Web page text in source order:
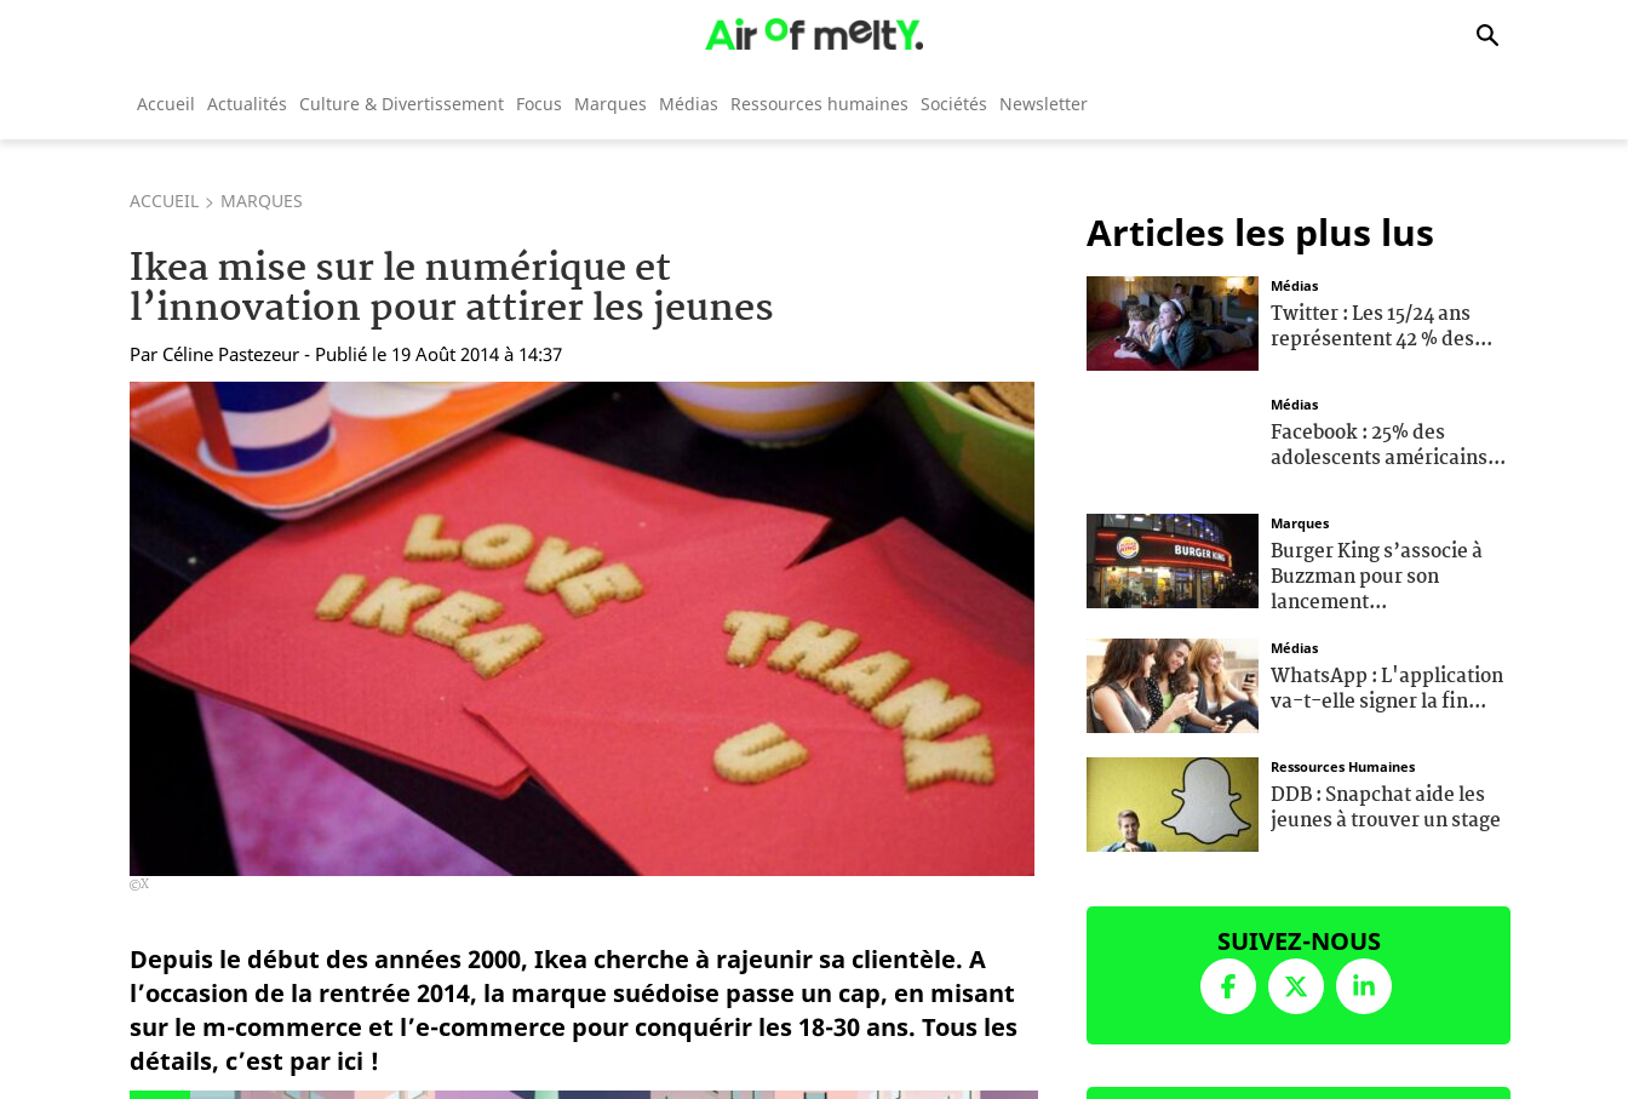
Accueil Actualités Culture & Divertissement Focus Marques Médias Ressources humaines Sociétés Newsletter
ACCUEIL MARQUES
Ikea mise sur le numérique et
l’innovation pour attirer les jeunes
Par Céline Pastezeur - Publié le 19 Août 2014 à 14:37
X
Depuis le début des années 2000, Ikea cherche à rajeunir sa clientèle. A
l’occasion de la rentrée 2014, la marque suédoise passe un cap, en misant
sur le m-commerce et l’e-commerce pour conquérir les 18-30 ans. Tous les
détails, c’est par ici !
Articles les plus lus
Médias
Twitter : Les 15/24 ans
représentent 42 % des...
Médias
Facebook : 25% des
adolescents américains...
Marques
Burger King s’associe à
Buzzman pour son
lancement...
Médias
WhatsApp : L'application
va-t-elle signer la fin...
Ressources Humaines
DDB : Snapchat aide les
jeunes à trouver un stage
SUIVEZ-NOUS